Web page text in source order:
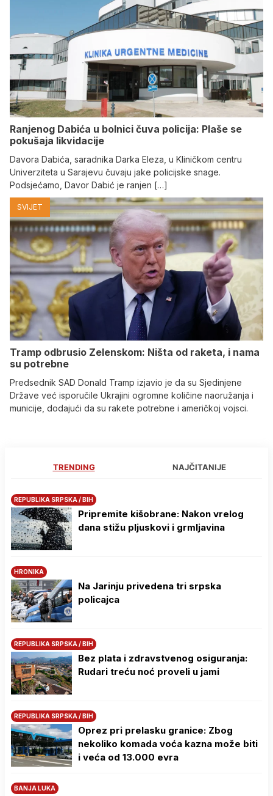
Ranjenog Dabića u bolnici čuva policija: Plaše se
pokušaja likvidacije
Davora Dabića, saradnika Darka Eleza, u Kliničkom centru
Univerziteta u Sarajevu čuvaju jake policijske snage.
Podsjećamo, Davor Dabić je ranjen […]
SVIJET
Tramp odbrusio Zelenskom: Ništa od raketa, i nama
su potrebne
Predsednik SAD Donald Tramp izjavio je da su Sjedinjene
Države već isporučile Ukrajini ogromne količine naoružanja i
municije, dodajući da su rakete potrebne i američkoj vojsci.
TRENDING NAJČITANIJE
REPUBLIKA SRPSKA / BIH
Pripremite kišobrane: Nakon vrelog
dana stižu pljuskovi i grmljavina
HRONIKA
Na Јarinju privedena tri srpska
policajca
REPUBLIKA SRPSKA / BIH
Bez plata i zdravstvenog osiguranja:
Rudari treću noć proveli u jami
REPUBLIKA SRPSKA / BIH
Oprez pri prelasku granice: Zbog
nekoliko komada voća kazna može biti
i veća od 13.000 evra
BANJA LUKA